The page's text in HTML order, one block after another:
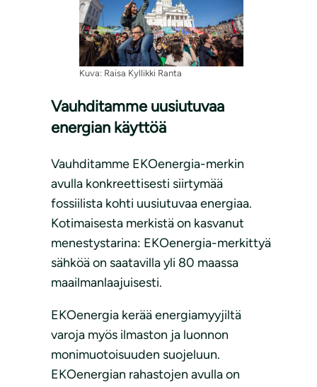
Kuva: Raisa Kyllikki Ranta
Vauhditamme uusiutuvaa
energian käyttöä
Vauhditamme EKOenergia-merkin
avulla konkreettisesti siirtymää
fossiilista kohti uusiutuvaa energiaa.
Kotimaisesta merkistä on kasvanut
menestystarina: EKOenergia-merkittyä
sähköä on saatavilla yli 80 maassa
maailmanlaajuisesti.
EKOenergia kerää energiamyyjiltä
varoja myös ilmaston ja luonnon
monimuotoisuuden suojeluun.
EKOenergian rahastojen avulla on